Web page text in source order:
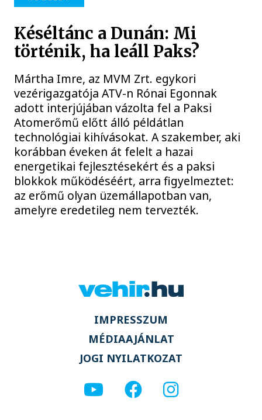
Késéltánc a Dunán: Mi
történik, ha leáll Paks?
Mártha Imre, az MVM Zrt. egykori
vezérigazgatója ATV-n Rónai Egonnak
adott interjújában vázolta fel a Paksi
Atomerőmű előtt álló példátlan
technológiai kihívásokat. A szakember, aki
korábban éveken át felelt a hazai
energetikai fejlesztésekért és a paksi
blokkok működéséért, arra figyelmeztet:
az erőmű olyan üzemállapotban van,
amelyre eredetileg nem tervezték.
IMPRESSZUM
MÉDIAAJÁNLAT
JOGI NYILATKOZAT